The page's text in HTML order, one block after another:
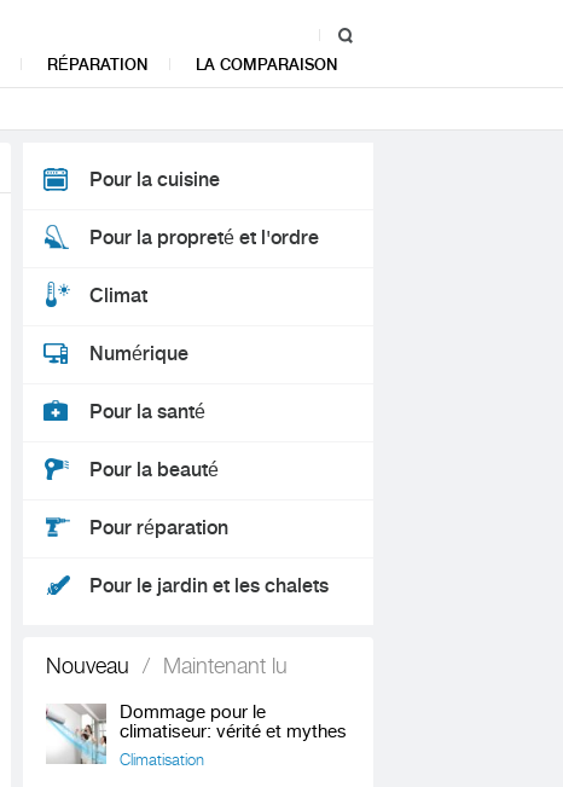
RÉPARATION LA COMPARAISON
Pour la cuisine
Pour la propreté et l'ordre
Climat
Numérique
Pour la santé
Pour la beauté
Pour réparation
Pour le jardin et les chalets
Nouveau / Maintenant lu
Dommage pour le
climatiseur: vérité et mythes
Climatisation